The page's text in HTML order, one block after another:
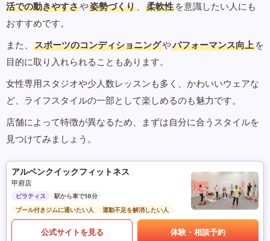
活での動きやすさや姿勢づくり 、 柔軟性 を意識したい人にも
おすすめです。
また、
スポーツのコンディショニングやパフォーマンス向上 を
目的に取り入れられることもあります。
女性専用スタジオや少人数レッスンも多く、かわいいウェアな
ど、ライフスタイルの一部として楽しめるのも魅力です。
店舗によって特徴が異なるため、まずは自分に合うスタイルを
見つけてみましょう。
アルペンクイックフィットネス
甲府店
ピラティス
駅から車で16分
プール付きジムに通いたい人
運動不足を解消したい人
公式サイトを見る 体験・相談予約